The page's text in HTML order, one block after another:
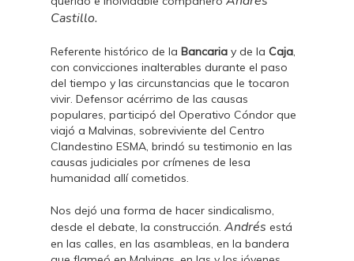
Castillo.
Referente histórico de la Bancaria y de la Caja,
con convicciones inalterables durante el paso
del tiempo y las circunstancias que le tocaron
vivir. Defensor acérrimo de las causas
populares, participó del Operativo Cóndor que
viajó a Malvinas, sobreviviente del Centro
Clandestino ESMA, brindó su testimonio en las
causas judiciales por crímenes de lesa
humanidad allí cometidos.
Nos dejó una forma de hacer sindicalismo,
desde el debate, la construcción. Andrés está
en las calles, en las asambleas, en la bandera